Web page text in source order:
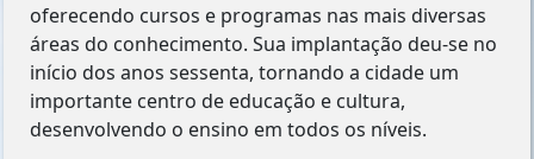
oferecendo cursos e programas nas mais diversas
áreas do conhecimento. Sua implantação deu-se no
início dos anos sessenta, tornando a cidade um
importante centro de educação e cultura,
desenvolvendo o ensino em todos os níveis.